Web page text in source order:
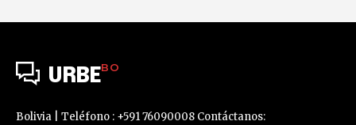
URBEBO
Bolivia | Teléfono : +591 76090008 Contáctanos: